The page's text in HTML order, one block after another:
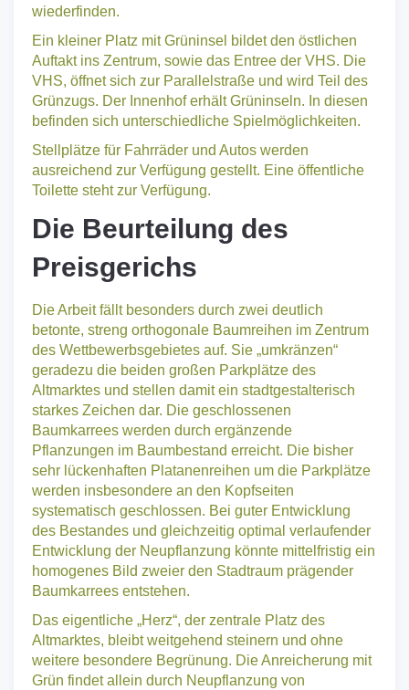
wiederfinden.
Ein kleiner Platz mit Grüninsel bildet den östlichen
Auftakt ins Zentrum, sowie das Entree der VHS. Die
VHS, öffnet sich zur Parallelstraße und wird Teil des
Grünzugs. Der Innenhof erhält Grüninseln. In diesen
befinden sich unterschiedliche Spielmöglichkeiten.
Stellplätze für Fahrräder und Autos werden
ausreichend zur Verfügung gestellt. Eine öffentliche
Toilette steht zur Verfügung.
Die Beurteilung des
Preisgerichs
Die Arbeit fällt besonders durch zwei deutlich
betonte, streng orthogonale Baumreihen im Zentrum
des Wettbewerbsgebietes auf. Sie „umkränzen“
geradezu die beiden großen Parkplätze des
Altmarktes und stellen damit ein stadtgestalterisch
starkes Zeichen dar. Die geschlossenen
Baumkarrees werden durch ergänzende
Pflanzungen im Baumbestand erreicht. Die bisher
sehr lückenhaften Platanenreihen um die Parkplätze
werden insbesondere an den Kopfseiten
systematisch geschlossen. Bei guter Entwicklung
des Bestandes und gleichzeitig optimal verlaufender
Entwicklung der Neupflanzung könnte mittelfristig ein
homogenes Bild zweier den Stadtraum prägender
Baumkarrees entstehen.
Das eigentliche „Herz“, der zentrale Platz des
Altmarktes, bleibt weitgehend steinern und ohne
weitere besondere Begrünung. Die Anreicherung mit
Grün findet allein durch Neupflanzung von